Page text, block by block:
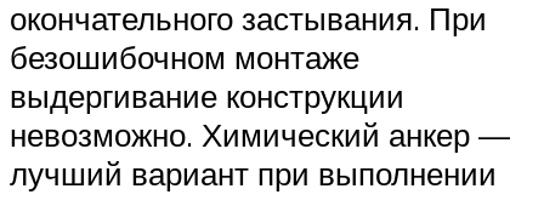
окончательного застывания. При
безошибочном монтаже
выдергивание конструкции
невозможно. Химический анкер —
лучший вариант при выполнении